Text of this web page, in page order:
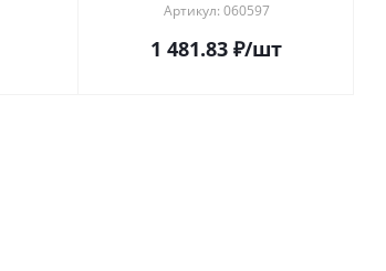
Артикул: 060597
1 481.83 ₽/шт